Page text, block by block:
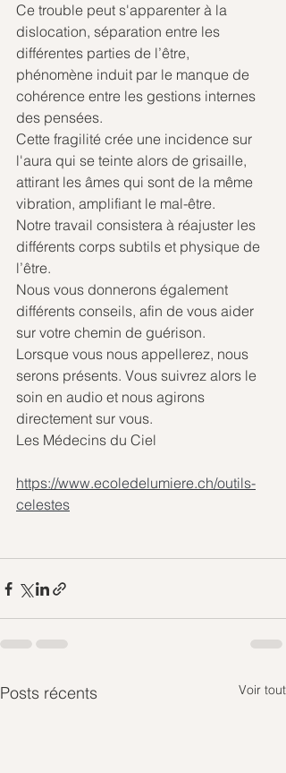
Ce trouble peut s'apparenter à la
dislocation, séparation entre les
différentes parties de l’être,
phénomène induit par le manque de
cohérence entre les gestions internes
des pensées.
Cette fragilité crée une incidence sur
l'aura qui se teinte alors de grisaille,
attirant les âmes qui sont de la même
vibration, amplifiant le mal-être.
Notre travail consistera à réajuster les
différents corps subtils et physique de
l’être.
Nous vous donnerons également
différents conseils, afin de vous aider
sur votre chemin de guérison.
Lorsque vous nous appellerez, nous
serons présents. Vous suivrez alors le
soin en audio et nous agirons
directement sur vous.
Les Médecins du Ciel
https://www.ecoledelumiere.ch/outils-
celestes
Posts récents Voir tout